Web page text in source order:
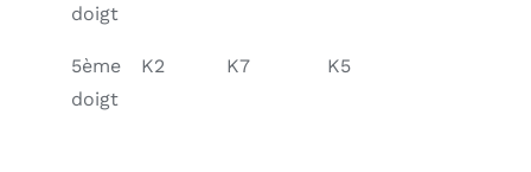
doigt
5ème
doigt
K2 K7 K5